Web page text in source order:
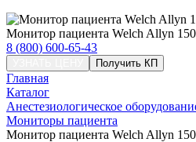
Монитор пациента Welch Allyn
8 (800) 600-65-43
Получить КП
Главная
Каталог
Анестезиологическое
Мониторы пациента
Монитор пациента Welch Allyn